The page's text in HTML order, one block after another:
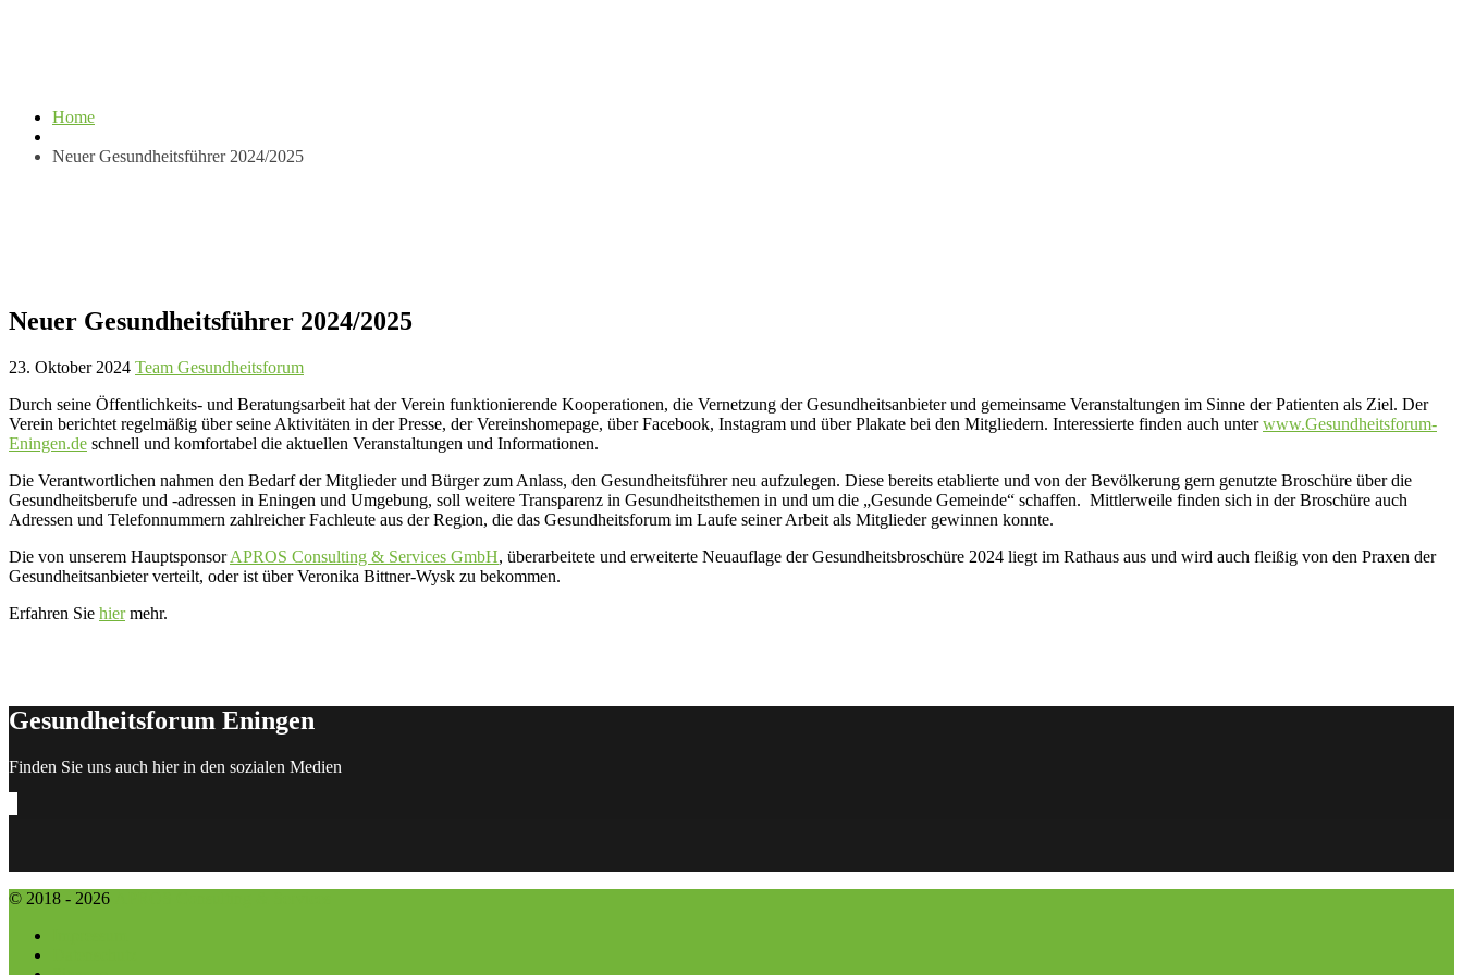
Home
Neuer Gesundheitsführer 2024/2025
Neuer Gesundheitsführer 2024/2025
23. Oktober 2024 Team Gesundheitsforum
Durch seine Öffentlichkeits- und Beratungsarbeit hat der Verein funktionierende Kooperationen, die Vernetzung der Gesundheitsanbieter und gemeinsame Veranstaltungen im Sinne der Patienten als Ziel. Der
Verein berichtet regelmäßig über seine Aktivitäten in der Presse, der Vereinshomepage, über Facebook, Instagram und über Plakate bei den Mitgliedern. Interessierte finden auch unterwww.Gesundheitsforum-
Eningen.de schnell und komfortabel die aktuellen Veranstaltungen und Informationen.
Die Verantwortlichen nahmen den Bedarf der Mitglieder und Bürger zum Anlass, den Gesundheitsführer neu aufzulegen. Diese bereits etablierte und von der Bevölkerung gern genutzte Broschüre über die
Gesundheitsberufe und -adressen in Eningen und Umgebung, soll weitere Transparenz in Gesundheitsthemen in und um die „Gesunde Gemeinde“ schaffen. Mittlerweile finden sich in der Broschüre auch
Adressen und Telefonnummern zahlreicher Fachleute aus der Region, die das Gesundheitsforum im Laufe seiner Arbeit als Mitglieder gewinnen konnte.
Die von unserem HauptsponsorAPROS Consulting & Services GmbH, überarbeitete und erweiterte Neuauflage der Gesundheitsbroschüre 2024 liegt im Rathaus aus und wird auch fleißig von den Praxen der
Gesundheitsanbieter verteilt, oder ist über Veronika Bittner-Wysk zu bekommen.
Erfahren Sie hiermehr.
Gesundheitsforum Eningen
Finden Sie uns auch hier in den sozialen Medien
© 2018 - 2026